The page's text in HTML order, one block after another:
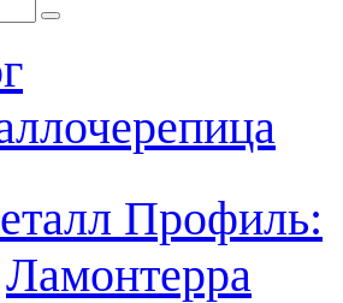
Профиль:
Ламонтерра